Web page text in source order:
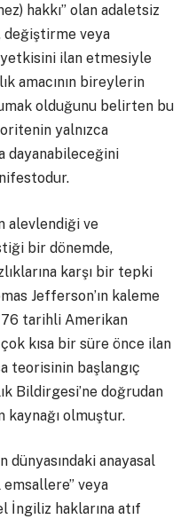
hakkı” olan adaletsiz
veya
ilan etmesiyle
amacının bireylerin
olduğunu belirten bu
yalnızca
dayanabileceğini
alevlendiği ve
bir dönemde,
karşı bir tepki
Jefferson’ın kaleme
tarihli Amerikan
çok kısa bir süre önce ilan
teorisinin başlangıç
Bildirgesi’ne doğrudan
olmuştur.
dünyasındaki anayasal
veya
İngiliz haklarına atıf